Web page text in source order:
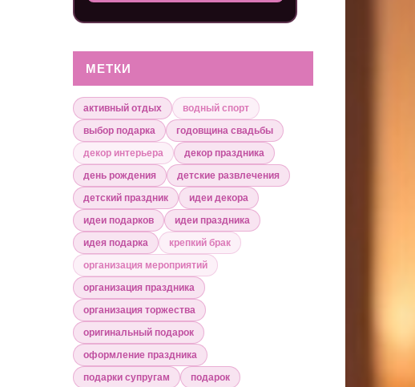
МЕТКИ
активный отдых
водный спорт
выбор подарка
годовщина свадьбы
декор интерьера
декор праздника
день рождения
детские развлечения
детский праздник
идеи декора
идеи подарков
идеи праздника
идея подарка
крепкий брак
организация мероприятий
организация праздника
организация торжества
оригинальный подарок
оформление праздника
подарки супругам
подарок